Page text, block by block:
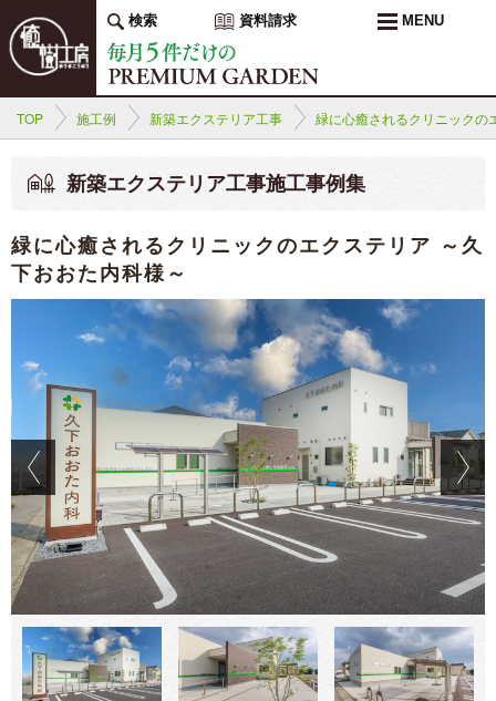
検索 資料請求 MENU
TOP 施工例 新築エクステリア工事 緑に心癒されるクリニックの
新築エクステリア工事施工事例集
緑に心癒されるクリニックのエクステリア ～久
下おおた内科様～